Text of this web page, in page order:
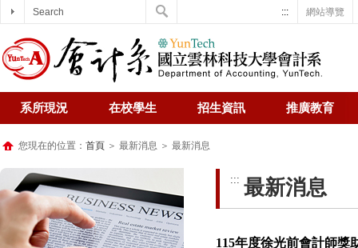
網站導覽
:::
系所現況 在校學生 招生資訊 推廣教育
您現在的位置： 首頁 ＞ 最新消息 ＞ 最新消息
::: 最新消息
115年度徐光前會計師獎
Search